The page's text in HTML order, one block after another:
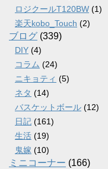
ロジクールT120BW (1)
楽天kobo_Touch (2)
ブログ (339)
DIY (4)
コラム (24)
ニキョティ (5)
ネタ (14)
バスケットボール (12)
日記 (161)
生活 (19)
鬼嫁 (10)
ミニコーナー (166)